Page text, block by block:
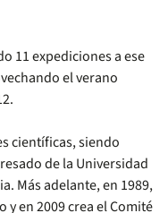
11 expediciones a ese
el verano
científicas, siendo
de la Universidad
Más adelante, en 1989,
y en 2009 crea el Comité